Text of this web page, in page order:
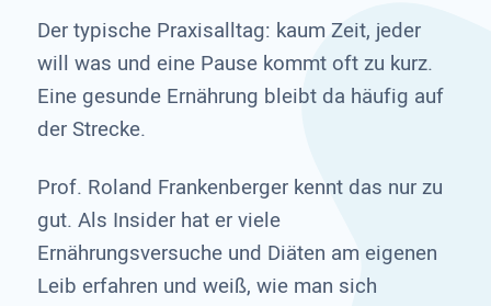
Der typische Praxisalltag: kaum Zeit, jeder
will was und eine Pause kommt oft zu kurz.
Eine gesunde Ernährung bleibt da häufig auf
der Strecke.
Prof. Roland Frankenberger kennt das nur zu
gut. Als Insider hat er viele
Ernährungsversuche und Diäten am eigenen
Leib erfahren und weiß, wie man sich